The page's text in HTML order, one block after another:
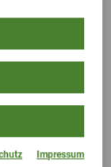
Impressum